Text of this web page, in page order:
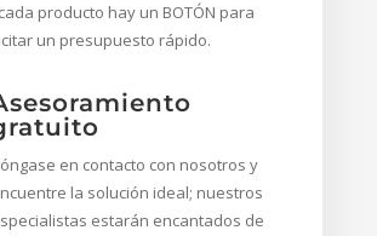
producto hay un BOTÓN para
un presupuesto rápido.
en contacto con nosotros y
la solución ideal; nuestros
estarán encantados de